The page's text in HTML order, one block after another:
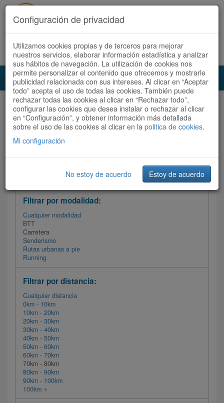
Acceder Registrate ahora Español | Català
Audioruta Todas las rutas
Todas las rutas Ordenar por:Más recientes
Filtrar las rutas
Filtrar por modalidad:
Cualquier modalidad
BTT
Carretera
Senderismo
Rutas urbanas a pie
Running
Filtrar por distancia:
Cualquier distancia
0km - 10km
10km - 20km
20km - 30km
30km - 40km
40km - 50km
50km - 60km
60km - 70km
70km - 80km
80km - 90km
90km - 100km
100km +
Configuración de privacidad
Utilizamos cookies propias y de terceros para mejorar
nuestros servicios, elaborar información estadística y analizar
sus hábitos de navegación. La utilización de cookies nos
permite personalizar el contenido que ofrecemos y mostrarle
publicidad relacionada con sus intereses. Al clicar en “Aceptar
todo” acepta el uso de todas las cookies. También puede
rechazar todas las cookies al clicar en “Rechazar todo”,
configurar las cookies que desea instalar o rechazar al clicar
en “Configuración”, y obtener información más detallada
sobre el uso de las cookies al clicar en la politica de cookies.
Mi configuración
No estoy de acuerdo Estoy de acuerdo